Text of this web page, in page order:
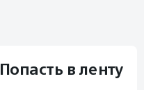
Попасть в ленту